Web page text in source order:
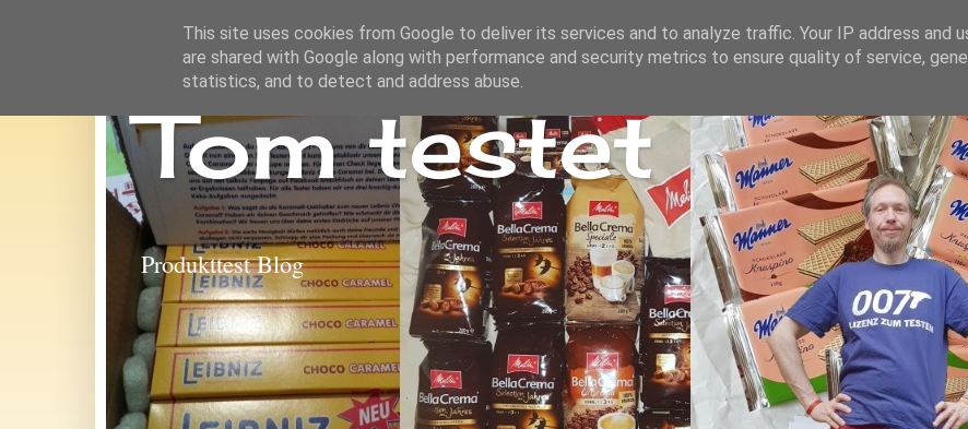
Tom testet
Produkttest Blog
This site uses cookies from Google to deliver its services and to analyze traffic. Your IP address and
are shared with Google along with performance and security metrics to ensure quality of service,
statistics, and to detect and address abuse.